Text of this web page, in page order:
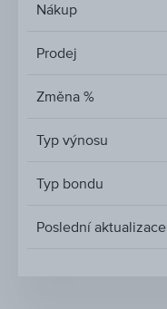
Nákup
Prodej
Změna %
Typ výnosu
Typ bondu
Poslední aktualizace